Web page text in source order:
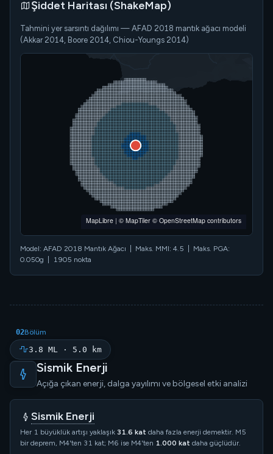
Şiddet Haritası (ShakeMap)
Tahmini yer sarsıntı dağılımı — AFAD 2018 mantık ağacı modeli
(Akkar 2014, Boore 2014, Chiou-Youngs 2014)
MapLibre | © MapTiler © OpenStreetMap contributors
Model: AFAD 2018 Mantık Ağacı | Maks. MMI: 4.5 | Maks. PGA:
0.050g | 1905 nokta
02Bölüm
3.8 ML · 5.0 km
Sismik Enerji
Açığa çıkan enerji, dalga yayılımı ve bölgesel etki analizi
Sismik Enerji
Her 1 büyüklük artışı yaklaşık 31.6 kat daha fazla enerji demektir. M5
bir deprem, M4'ten 31 kat; M6 ise M4'ten 1.000 kat daha güçlüdür.